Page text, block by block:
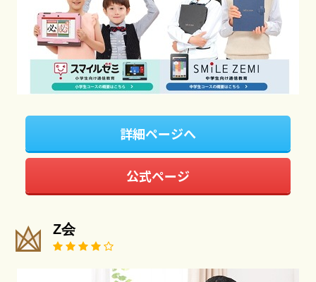
詳細ページへ
公式ページ
Z会